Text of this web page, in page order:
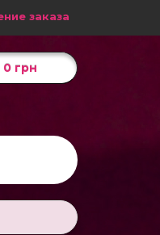
заказа
0 грн